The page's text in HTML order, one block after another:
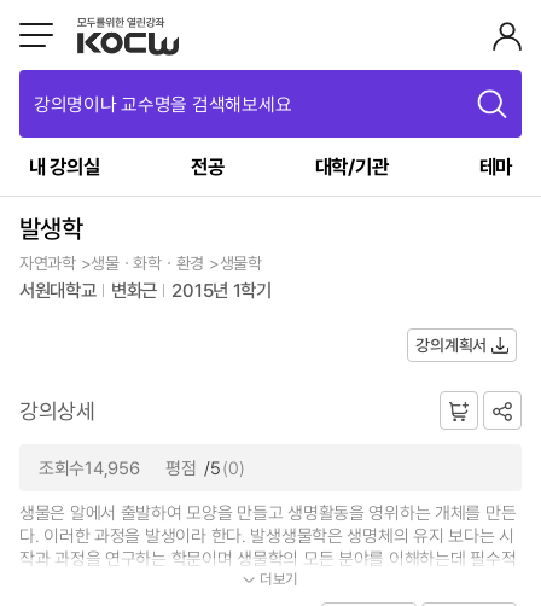
강의명이나 교수명을 검색해보세요
내 강의실 전공 대학/기관 테마
발생학
자연과학 >생물ㆍ화학ㆍ환경 >생물학
서원대학교 변화근 2015년 1학기
강의계획서
강의상세
조회수14,956 평점 /5(0)
생물은 알에서 출발하여 모양을 만들고 생명활동을 영위하는 개체를 만든
다. 이러한 과정을 발생이라 한다. 발생생물학은 생명체의 유지 보다는 시
작과 과정을 연구하는 학문이며 생물학의 모든 분야를 이해하는데 필수적
이다. 수정과 출생 사이의 발생과... 더보기